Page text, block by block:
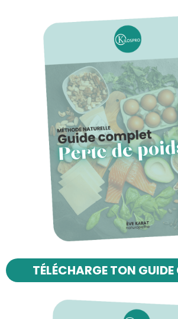
TÉLÉCHARGE TON